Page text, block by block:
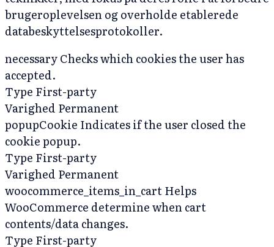
brugeroplevelsen og overholde etablerede
databeskyttelsesprotokoller.
necessaryChecks which cookies the user has
accepted.
Type First-party
Varighed Permanent
popupCookie Indicates if the user closed the
cookie popup.
Type First-party
Varighed Permanent
woocommerce_items_in_cartHelps
WooCommerce determine when cart
contents/data changes.
Type First-party